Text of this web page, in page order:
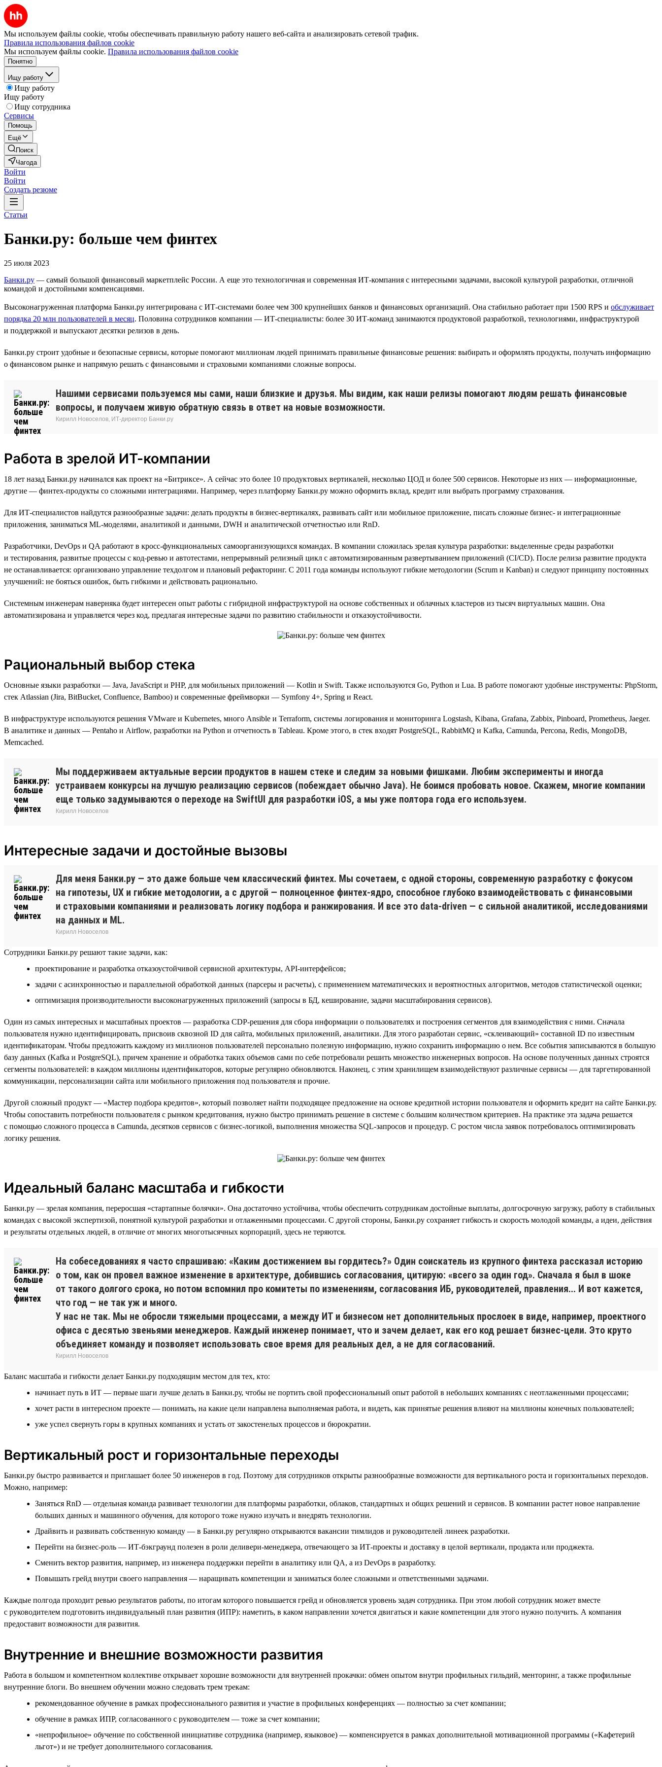
Мы используем файлы cookie, чтобы обеспечивать правильную работу нашего веб-сайта и анализировать сетевой трафик.
Правила использования файлов cookie
Мы используем файлы cookie. Правила использования файлов cookie
Понятно
Ищу работу
Ищу работу
Ищу работу
Ищу сотрудника
Сервисы
Помощь
Ещё
Поиск
Чагода
Войти
Войти
Создать резюме
Статьи
Банки.ру: больше чем финтех
25 июля 2023
Банки.ру — самый большой финансовый маркетплейс России. А еще это технологичная и современная ИТ-компания с интересными задачами, высокой культурой разработки, отличной
командой и достойными компенсациями.
Высоконагруженная платформа Банки.ру интегрирована с ИТ‑системами более чем 300 крупнейших банков и финансовых организаций. Она стабильно работает при 1500 RPS и обслуживает
порядка 20 млн пользователей в месяц. Половина сотрудников компании — ИТ-специалисты: более 30 ИТ-команд занимаются продуктовой разработкой, технологиями, инфраструктурой
и поддержкой и выпускают десятки релизов в день.
Банки.ру строит удобные и безопасные сервисы, которые помогают миллионам людей принимать правильные финансовые решения: выбирать и оформлять продукты, получать информацию
о финансовом рынке и напрямую решать с финансовыми и страховыми компаниями сложные вопросы.
Нашими сервисами пользуемся мы сами, наши близкие и друзья. Мы видим, как наши релизы помогают людям решать финансовые
вопросы, и получаем живую обратную связь в ответ на новые возможности.
Кирилл Новоселов, ИТ-директор Банки.ру
Работа в зрелой ИТ-компании
18 лет назад Банки.ру начинался как проект на «Битриксе». А сейчас это более 10 продуктовых вертикалей, несколько ЦОД и более 500 сервисов. Некоторые из них — информационные,
другие — финтех-продукты со сложными интеграциями. Например, через платформу Банки.ру можно оформить вклад, кредит или выбрать программу страхования.
Для ИТ-специалистов найдутся разнообразные задачи: делать продукты в бизнес-вертикалях, развивать сайт или мобильное приложение, писать сложные бизнес- и интеграционные
приложения, заниматься ML-моделями, аналитикой и данными, DWH и аналитической отчетностью или RnD.
Разработчики, DevOps и QA работают в кросс-функциональных самоорганизующихся командах. В компании сложилась зрелая культура разработки: выделенные среды разработки
и тестирования, развитые процессы с код-ревью и автотестами, непрерывный релизный цикл с автоматизированным развертыванием приложений (CI/CD). После релиза развитие продукта
не останавливается: организовано управление техдолгом и плановый рефакторинг. С 2011 года команды используют гибкие методологии (Scrum и Kanban) и следуют принципу постоянных
улучшений: не бояться ошибок, быть гибкими и действовать рационально.
Системным инженерам наверняка будет интересен опыт работы с гибридной инфраструктурой на основе собственных и облачных кластеров из тысяч виртуальных машин. Она
автоматизирована и управляется через код, предлагая интересные задачи по развитию стабильности и отказоустойчивости.
Рациональный выбор стека
Основные языки разработки — Java, JavaScript и PHP, для мобильных приложений — Kotlin и Swift. Также используются Go, Python и Lua. В работе помогают удобные инструменты: PhpStorm,
стек Atlassian (Jira, BitBucket, Confluence, Bamboo) и современные фреймворки — Symfony 4+, Spring и React.
В инфраструктуре используются решения VMware и Kubernetes, много Ansible и Terraform, системы логирования и мониторинга Logstash, Kibana, Grafana, Zabbix, Pinboard, Prometheus, Jaeger.
В аналитике и данных — Pentaho и Airflow, разработки на Python и отчетность в Tableau. Кроме этого, в стек входят PostgreSQL, RabbitMQ и Kafka, Camunda, Percona, Redis, MongoDB,
Memcached.
Мы поддерживаем актуальные версии продуктов в нашем стеке и следим за новыми фишками. Любим эксперименты и иногда
устраиваем конкурсы на лучшую реализацию сервисов (побеждает обычно Java). Не боимся пробовать новое. Скажем, многие компании
еще только задумываются о переходе на SwiftUI для разработки iOS, а мы уже полтора года его используем.
Кирилл Новоселов
Интересные задачи и достойные вызовы
Для меня Банки.ру — это даже больше чем классический финтех. Мы сочетаем, с одной стороны, современную разработку с фокусом
на гипотезы, UX и гибкие методологии, а с другой — полноценное финтех-ядро, способное глубоко взаимодействовать с финансовыми
и страховыми компаниями и реализовать логику подбора и ранжирования. И все это data-driven — с сильной аналитикой, исследованиями
на данных и ML.
Кирилл Новоселов
Сотрудники Банки.ру решают такие задачи, как:
проектирование и разработка отказоустойчивой сервисной архитектуры, API-интерфейсов;
задачи с асинхронностью и параллельной обработкой данных (парсеры и расчеты), с применением математических и вероятностных алгоритмов, методов статистической оценки;
оптимизация производительности высоконагруженных приложений (запросы в БД, кеширование, задачи масштабирования сервисов).
Один из самых интересных и масштабных проектов — разработка CDP-решения для сбора информации о пользователях и построения сегментов для взаимодействия с ними. Сначала
пользователя нужно идентифицировать, присвоив сквозной ID для сайта, мобильных приложений, аналитики. Для этого разработан сервис, «склеивающий» составной ID по известным
идентификаторам. Чтобы предложить каждому из миллионов пользователей персонально полезную информацию, нужно сохранить информацию о нем. Все события записываются в большую
базу данных (Kafka и PostgreSQL), причем хранение и обработка таких объемов сами по себе потребовали решить множество инженерных вопросов. На основе полученных данных строятся
сегменты пользователей: в каждом миллионы идентификаторов, которые регулярно обновляются. Наконец, с этим хранилищем взаимодействуют различные сервисы — для таргетированной
коммуникации, персонализации сайта или мобильного приложения под пользователя и прочие.
Другой сложный продукт — «Мастер подбора кредитов», который позволяет найти подходящее предложение на основе кредитной истории пользователя и оформить кредит на сайте Банки.ру.
Чтобы сопоставить потребности пользователя с рынком кредитования, нужно быстро принимать решение в системе с большим количеством критериев. На практике эта задача решается
с помощью сложного процесса в Camunda, десятков сервисов с бизнес-логикой, выполнения множества SQL-запросов и процедур. С ростом числа заявок потребовалось оптимизировать
логику решения.
Идеальный баланс масштаба и гибкости
Банки.ру — зрелая компания, переросшая «стартапные болячки». Она достаточно устойчива, чтобы обеспечить сотрудникам достойные выплаты, долгосрочную загрузку, работу в стабильных
командах с высокой экспертизой, понятной культурой разработки и отлаженными процессами. С другой стороны, Банки.ру сохраняет гибкость и скорость молодой команды, а идеи, действия
и результаты отдельных людей, в отличие от многих многотысячных корпораций, здесь не теряются.
На собеседованиях я часто спрашиваю: «Каким достижением вы гордитесь?» Один соискатель из крупного финтеха рассказал историю
о том, как он провел важное изменение в архитектуре, добившись согласования, цитирую: «всего за один год». Сначала я был в шоке
от такого долгого срока, но потом вспомнил про комитеты по изменениям, согласования ИБ, руководителей, правления... И вот кажется,
что год — не так уж и много.
У нас не так. Мы не обросли тяжелыми процессами, а между ИТ и бизнесом нет дополнительных прослоек в виде, например, проектного
офиса с десятью звеньями менеджеров. Каждый инженер понимает, что и зачем делает, как его код решает бизнес-цели. Это круто
объединяет команду и позволяет использовать свое время для реальных дел, а не для согласований.
Кирилл Новоселов
Баланс масштаба и гибкости делает Банки.ру подходящим местом для тех, кто:
начинает путь в ИТ — первые шаги лучше делать в Банки.ру, чтобы не портить свой профессиональный опыт работой в небольших компаниях с неотлаженными процессами;
хочет расти в интересном проекте — понимать, на какие цели направлена выполняемая работа, и видеть, как принятые решения влияют на миллионы конечных пользователей;
уже успел свернуть горы в крупных компаниях и устать от закостенелых процессов и бюрократии.
Вертикальный рост и горизонтальные переходы
Банки.ру быстро развивается и приглашает более 50 инженеров в год. Поэтому для сотрудников открыты разнообразные возможности для вертикального роста и горизонтальных переходов.
Можно, например:
Заняться RnD — отдельная команда развивает технологии для платформы разработки, облаков, стандартных и общих решений и сервисов. В компании растет новое направление
больших данных и машинного обучения, для которого тоже нужно изучать и внедрять технологии.
Драйвить и развивать собственную команду — в Банки.ру регулярно открываются вакансии тимлидов и руководителей линеек разработки.
Перейти на бизнес-роль — ИТ-бэкграунд полезен в роли деливери-менеджера, отвечающего за ИТ-проекты и доставку в целой вертикали, продакта или проджекта.
Сменить вектор развития, например, из инженера поддержки перейти в аналитику или QA, а из DevOps в разработку.
Повышать грейд внутри своего направления — наращивать компетенции и заниматься более сложными и ответственными задачами.
Каждые полгода проходит ревью результатов работы, по итогам которого повышается грейд и обновляется уровень задач сотрудника. При этом любой сотрудник может вместе
с руководителем подготовить индивидуальный план развития (ИПР): наметить, в каком направлении хочется двигаться и какие компетенции для этого нужно получить. А компания
предоставит возможности для развития.
Внутренние и внешние возможности развития
Работа в большом и компетентном коллективе открывает хорошие возможности для внутренней прокачки: обмен опытом внутри профильных гильдий, менторинг, а также профильные
внутренние блоги. Во внешнем обучении можно следовать трем трекам:
рекомендованное обучение в рамках профессионального развития и участие в профильных конференциях — полностью за счет компании;
обучение в рамках ИПР, согласованного с руководителем — тоже за счет компании;
«непрофильное» обучение по собственной инициативе сотрудника (например, языковое) — компенсируется в рамках дополнительной мотивационной программы («Кафетерий
льгот») и не требует дополнительного согласования.